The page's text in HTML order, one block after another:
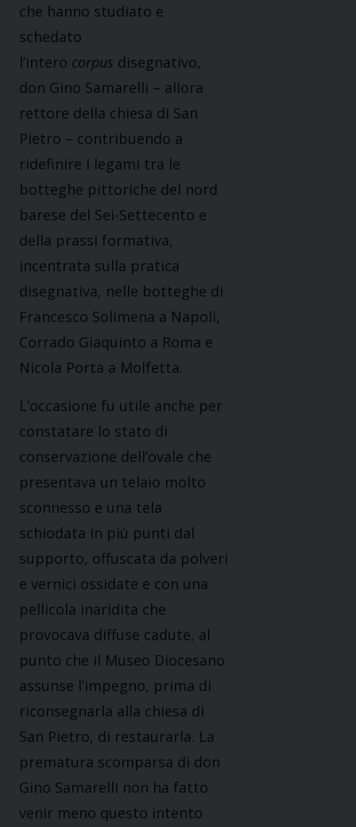
che hanno studiato e
schedato
l’intero corpus disegnativo,
don Gino Samarelli – allora
rettore della chiesa di San
Pietro – contribuendo a
ridefinire i legami tra le
botteghe pittoriche del nord
barese del Sei-Settecento e
della prassi formativa,
incentrata sulla pratica
disegnativa, nelle botteghe di
Francesco Solimena a Napoli,
Corrado Giaquinto a Roma e
Nicola Porta a Molfetta.
L’occasione fu utile anche per
constatare lo stato di
conservazione dell’ovale che
presentava un telaio molto
sconnesso e una tela
schiodata in più punti dal
supporto, offuscata da polveri
e vernici ossidate e con una
pellicola inaridita che
provocava diffuse cadute, al
punto che il Museo Diocesano
assunse l’impegno, prima di
riconsegnarla alla chiesa di
San Pietro, di restaurarla. La
prematura scomparsa di don
Gino Samarelli non ha fatto
venir meno questo intento